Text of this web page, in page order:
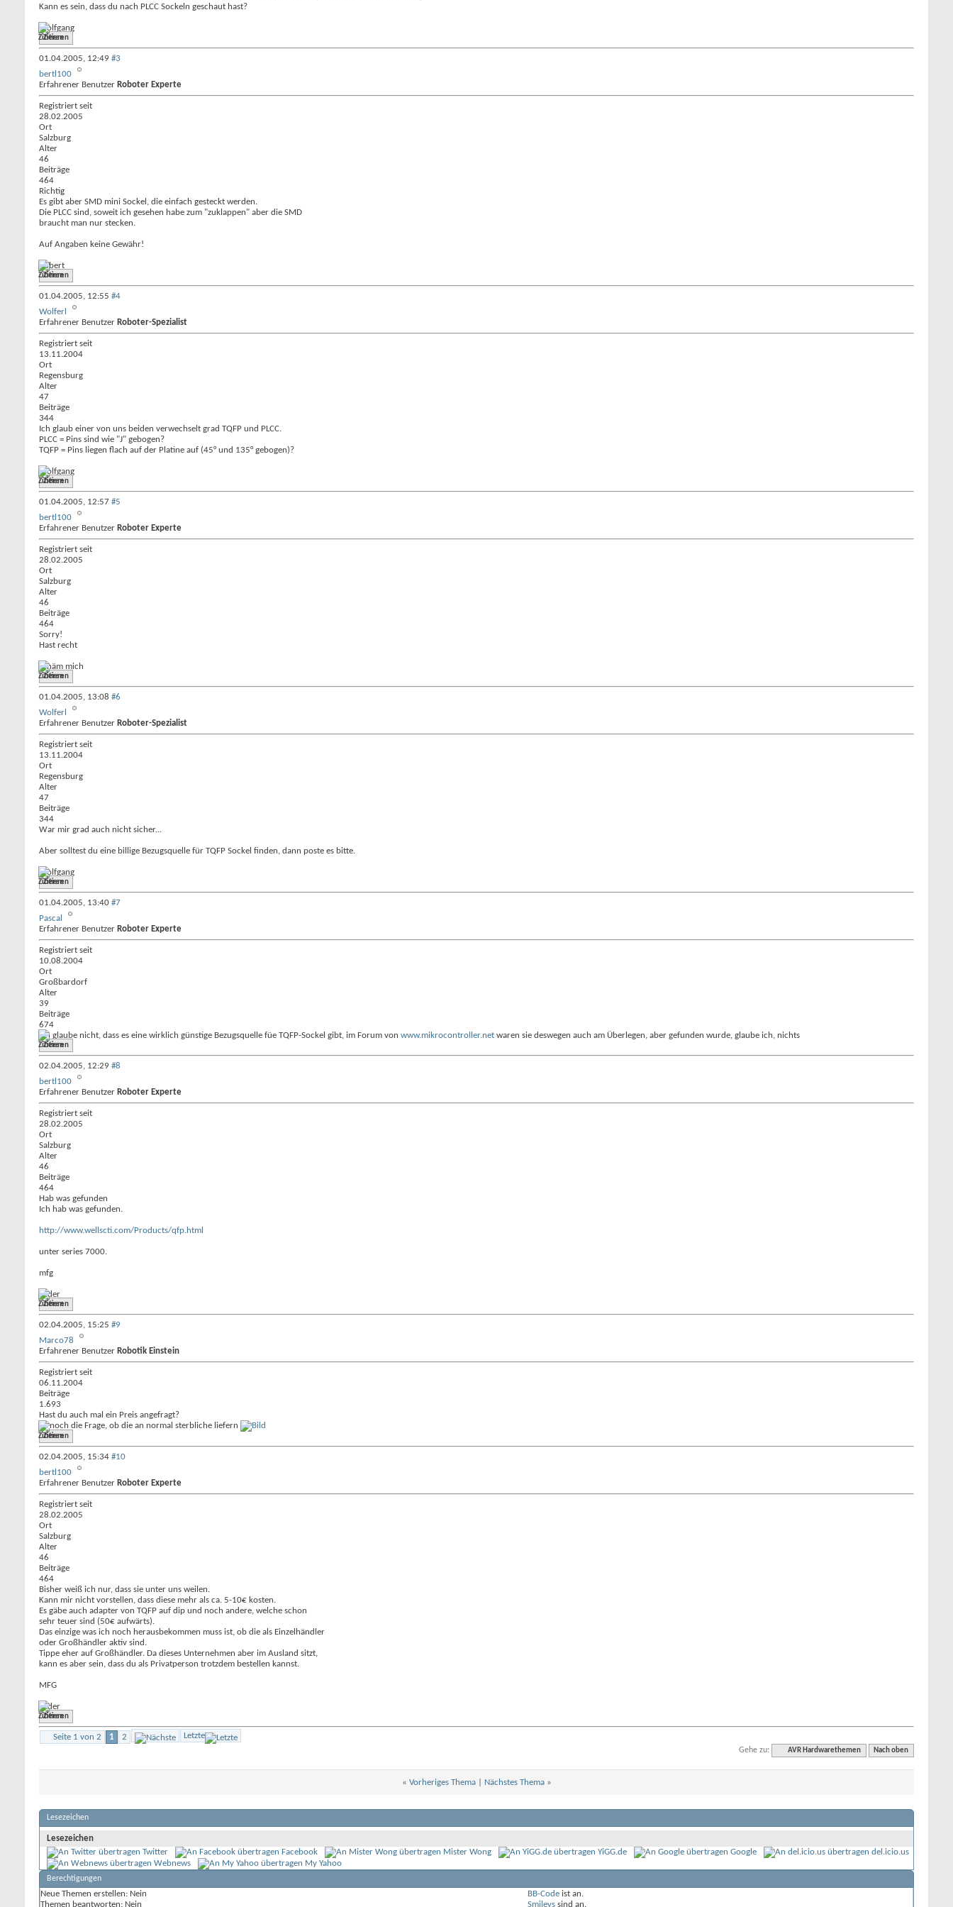
Kann es sein, dass du nach PLCC Sockeln geschaut hast?
Wolfgang
Zitieren
01.04.2005, 12:49 #3
bertl100
Erfahrener Benutzer Roboter Experte
Registriert seit
28.02.2005
Ort
Salzburg
Alter
46
Beiträge
464
Richtig
Es gibt aber SMD mini Sockel, die einfach gesteckt werden.
Die PLCC sind, soweit ich gesehen habe zum "zuklappen" aber die SMD
braucht man nur stecken.
Auf Angaben keine Gewähr!
Robert
Zitieren
01.04.2005, 12:55 #4
Wolferl
Erfahrener Benutzer Roboter-Spezialist
Registriert seit
13.11.2004
Ort
Regensburg
Alter
47
Beiträge
344
Ich glaub einer von uns beiden verwechselt grad TQFP und PLCC.
PLCC = Pins sind wie "J" gebogen?
TQFP = Pins liegen flach auf der Platine auf (45° und 135° gebogen)?
Wolfgang
Zitieren
01.04.2005, 12:57 #5
bertl100
Erfahrener Benutzer Roboter Experte
Registriert seit
28.02.2005
Ort
Salzburg
Alter
46
Beiträge
464
Sorry!
Hast recht
schäm mich
Zitieren
01.04.2005, 13:08 #6
Wolferl
Erfahrener Benutzer Roboter-Spezialist
Registriert seit
13.11.2004
Ort
Regensburg
Alter
47
Beiträge
344
War mir grad auch nicht sicher...
Aber solltest du eine billige Bezugsquelle für TQFP Sockel finden, dann poste es bitte.
Wolfgang
Zitieren
01.04.2005, 13:40 #7
Pascal
Erfahrener Benutzer Roboter Experte
Registriert seit
10.08.2004
Ort
Großbardorf
Alter
39
Beiträge
674
ich glaube nicht, dass es eine wirklich günstige Bezugsquelle füe TQFP-Sockel gibt, im Forum von www.mikrocontroller.net waren sie deswegen auch am Überlegen, aber gefunden wurde, glaube ich, nichts
Zitieren
02.04.2005, 12:29 #8
bertl100
Erfahrener Benutzer Roboter Experte
Registriert seit
28.02.2005
Ort
Salzburg
Alter
46
Beiträge
464
Hab was gefunden
Ich hab was gefunden.
http://www.wellscti.com/Products/qfp.html
unter series 7000.
mfg
Vader
Zitieren
02.04.2005, 15:25 #9
Marco78
Erfahrener Benutzer Robotik Einstein
Registriert seit
06.11.2004
Beiträge
1.693
Hast du auch mal ein Preis angefragt?
Ist noch die Frage, ob die an normal sterbliche liefern
Zitieren
02.04.2005, 15:34 #10
bertl100
Erfahrener Benutzer Roboter Experte
Registriert seit
28.02.2005
Ort
Salzburg
Alter
46
Beiträge
464
Bisher weiß ich nur, dass sie unter uns weilen.
Kann mir nicht vorstellen, dass diese mehr als ca. 5-10€ kosten.
Es gäbe auch adapter von TQFP auf dip und noch andere, welche schon
sehr teuer sind (50€ aufwärts).
Das einzige was ich noch herausbekommen muss ist, ob die als Einzelhändler
oder Großhändler aktiv sind.
Tippe eher auf Großhändler. Da dieses Unternehmen aber im Ausland sitzt,
kann es aber sein, dass du als Privatperson trotzdem bestellen kannst.
MFG
Vader
Zitieren
Seite 1 von 2 1 2 Letzte
Gehe zu: AVR Hardwarethemen Nach oben
« Vorheriges Thema| Nächstes Thema »
Lesezeichen
Lesezeichen
Twitter
Facebook Mister Wong YiGG.de Google
del.icio.us
Webnews
My Yahoo
Berechtigungen
Neue Themen erstellen: Nein
Themen beantworten: Nein
BB-Codeist an.
Smileyssind an.